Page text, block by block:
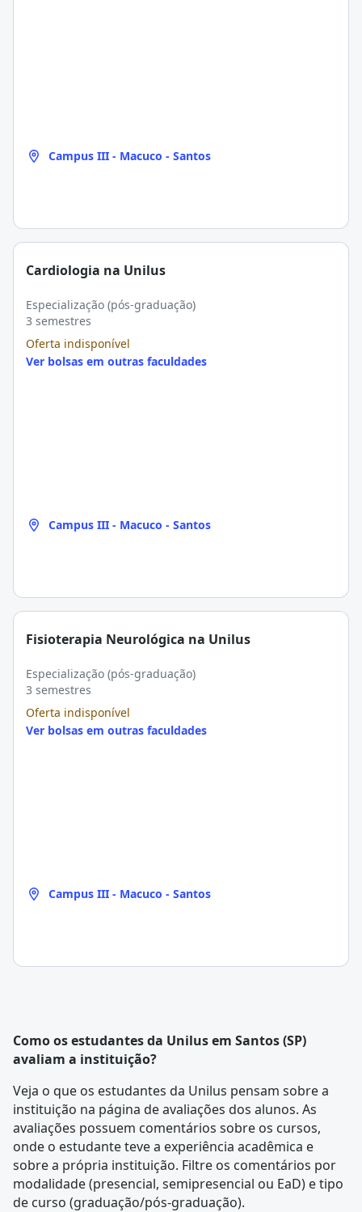
Campus III - Macuco - Santos
Cardiologia na Unilus
Especialização (pós-graduação)
3 semestres
Oferta indisponível
Ver bolsas em outras faculdades
Campus III - Macuco - Santos
Fisioterapia Neurológica na Unilus
Especialização (pós-graduação)
3 semestres
Oferta indisponível
Ver bolsas em outras faculdades
Campus III - Macuco - Santos
Como os estudantes da Unilus em Santos (SP)
avaliam a instituição?
Veja o que os estudantes da Unilus pensam sobre a
instituição na página deavaliações dos alunos. As
avaliações possuem comentários sobre os cursos,
onde o estudante teve a experiência acadêmica e
sobre a própria instituição. Filtre os comentários por
modalidade (presencial, semipresencial ou EaD) e tipo
de curso (graduação/pós-graduação).